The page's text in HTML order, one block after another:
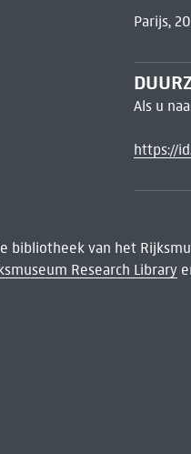
Parijs,
Als u
https://
bibliotheek van het
Research Library